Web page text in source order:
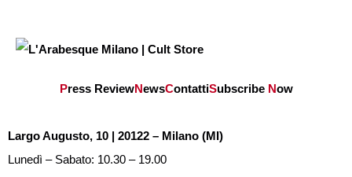
Press ReviewNewsContattiSubscribe Now
Largo Augusto, 10 | 20122 – Milano (MI)
Lunedì – Sabato: 10.30 – 19.00